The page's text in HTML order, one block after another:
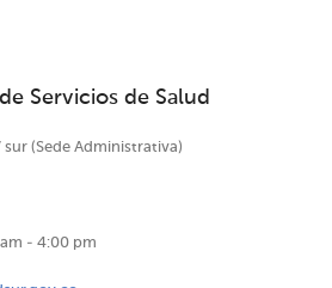
Servicios de Salud
(Sede Administrativa)
- 4:00 pm